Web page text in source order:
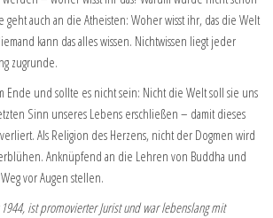
geht auch an die Atheisten: Woher wisst ihr, das die Welt
kann das alles wissen. Nichtwissen liegt jeder
zugrunde.
Ende und sollte es nicht sein: Nicht die Welt soll sie uns
Sinn unseres Lebens erschließen – damit dieses
Als Religion des Herzens, nicht der Dogmen wird
Anknüpfend an die Lehren von Buddha und
vor Augen stellen.
1944, ist promovierter Jurist und war lebenslang mit